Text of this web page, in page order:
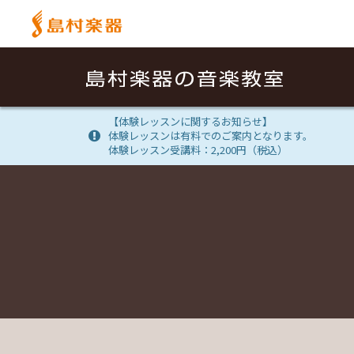
【体験レッスンに関するお知らせ】
体験レッスンは有料でのご案内となります。
体験レッスン受講料：2,200円（税込）